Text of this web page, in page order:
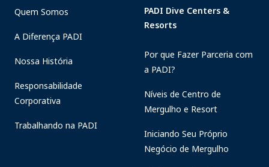
Quem Somos
A Diferença PADI
Nossa História
Responsabilidade
Corporativa
Trabalhando na PADI
PADI Dive Centers &
Resorts
Por que Fazer Parceria com
a PADI?
Níveis de Centro de
Mergulho e Resort
Iniciando Seu Próprio
Negócio de Mergulho